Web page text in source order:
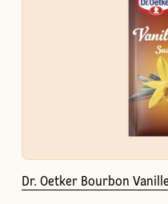
Dr. Oetker Bourbon